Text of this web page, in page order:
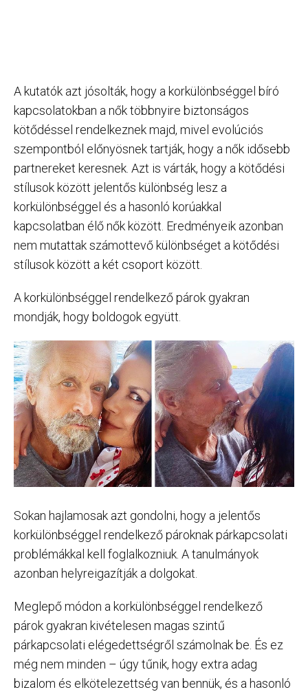
A kutatók azt jósolták, hogy a korkülönbséggel bíró
kapcsolatokban a nők többnyire biztonságos
kötődéssel rendelkeznek majd, mivel evolúciós
szempontból előnyösnek tartják, hogy a nők idősebb
partnereket keresnek. Azt is várták, hogy a kötődési
stílusok között jelentős különbség lesz a
korkülönbséggel és a hasonló korúakkal
kapcsolatban élő nők között. Eredményeik azonban
nem mutattak számottevő különbséget a kötődési
stílusok között a két csoport között.
A korkülönbséggel rendelkező párok gyakran
mondják, hogy boldogok együtt.
Sokan hajlamosak azt gondolni, hogy a jelentős
korkülönbséggel rendelkező pároknak párkapcsolati
problémákkal kell foglalkozniuk. A tanulmányok
azonban helyreigazítják a dolgokat.
Meglepő módon a korkülönbséggel rendelkező
párok gyakran kivételesen magas szintű
párkapcsolati elégedettségről számolnak be. És ez
még nem minden – úgy tűnik, hogy extra adag
bizalom és elkötelezettség van bennük, és a hasonló